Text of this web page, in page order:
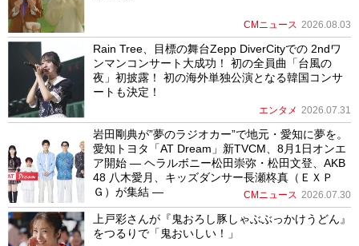
CMニュース 2026.08.03
Rain Tree、目標の舞台Zepp DiverCityでの 2ndワ
ンマンコンサート大成功！ 初の全員曲「台風の
夜」初披露！ 初の海外単独公演となる韓国コンサ
ートも決定！
エンタメ 2026.07.31
岩田剛典が”夢のラジオカー”で地元・愛知に夢を。
愛知トヨタ「AT Dream」新TVCM、8月1日オンエ
ア開始 ― ヘラルボニー松田崇弥・松田文登、AKB
48 八木愛月、キッズダンサー長瀬柊真（ＥＸＰ
Ｇ）が集結 ―
CMニュース 2026.07.30
上戸彩さんが『鬼おろし豚しゃぶぶっかけうどん』
をつるりで「鬼おいしい！」